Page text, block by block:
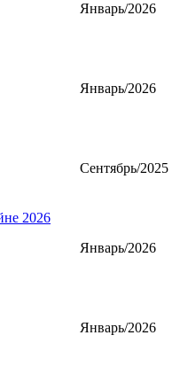
Январь/2026
Январь/2026
Сентябрь/2025
2026
Январь/2026
Январь/2026